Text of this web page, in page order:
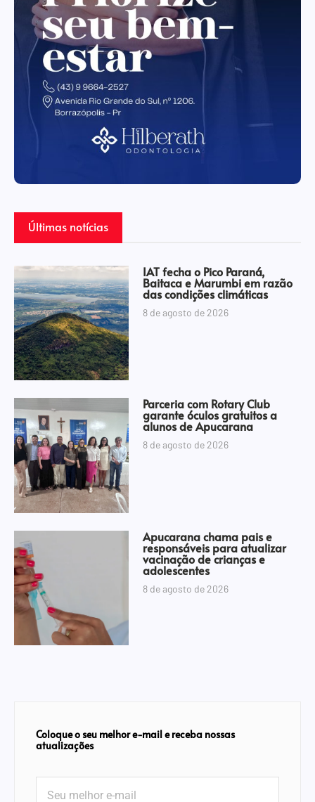
Últimas notícias
IAT fecha o Pico Paraná,
Baitaca e Marumbi em razão
das condições climáticas
8 de agosto de 2026
Parceria com Rotary Club
garante óculos gratuitos a
alunos de Apucarana
8 de agosto de 2026
Apucarana chama pais e
responsáveis para atualizar
vacinação de crianças e
adolescentes
8 de agosto de 2026
Coloque o seu melhor e-mail e receba nossas
atualizações